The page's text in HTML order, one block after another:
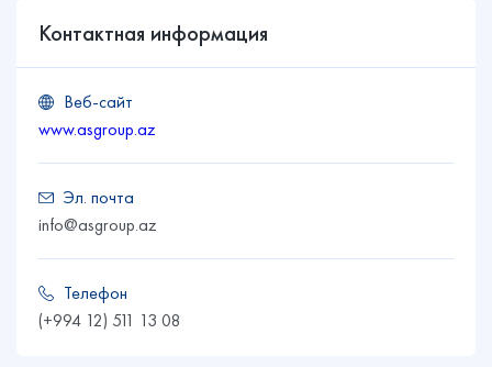
Контактная информация
Веб-сайт
www.asgroup.az
Эл. почта
info@asgroup.az
Телефон
(+994 12) 511 13 08